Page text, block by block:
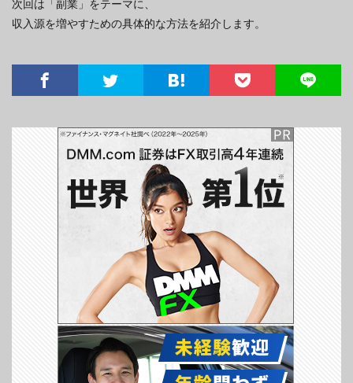
次回は「副業」をテーマに、
収入源を増やすための具体的な方法を紹介します。